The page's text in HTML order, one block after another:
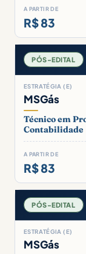
A PARTIR DE
R$ 83
PÓS-EDITAL
ESTRATÉGIA (E)
MSGás
Técnico em
Contabilidade
A PARTIR DE
R$ 83
PÓS-EDITAL
ESTRATÉGIA (E)
MSGás